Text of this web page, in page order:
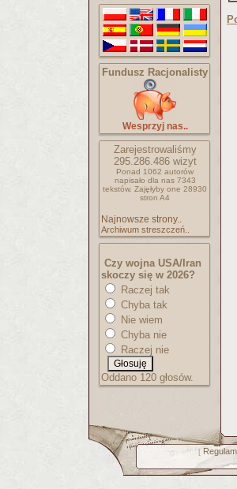
Fundusz Racjonalisty
Wesprzyj nas..
Zarejestrowaliśmy
295.286.486wizyt
Ponad 1062 autorów
napisało dla nas 7343
tekstów. Zajęłyby one 28930
stron A4
Najnowsze strony..
Archiwum streszczeń..
Czy wojna USA/Iran
skoczy się w 2026?
Raczej tak
Chyba tak
Nie wiem
Chyba nie
Raczej nie
Oddano 120 głosów.
[